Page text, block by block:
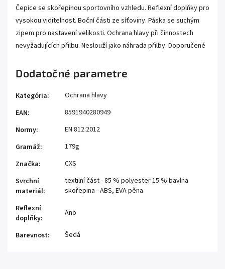
Čepice se skořepinou sportovního vzhledu. Reflexní doplňky pro
vysokou viditelnost. Boční části ze síťoviny. Páska se suchým
zipem pro nastavení velikosti. Ochrana hlavy při činnostech
nevyžadujících přilbu. Neslouží jako náhrada přilby. Doporučené
Dodatočné parametre
Kategória:
Ochrana hlavy
EAN:
8591940280949
Normy:
EN 812:2012
Gramáž:
179g
Značka:
CXS
Svrchní
materiál:
textilní část - 85 % polyester 15 % bavlna
skořepina - ABS, EVA pěna
Reflexní
doplňky:
Ano
Barevnost: Šedá